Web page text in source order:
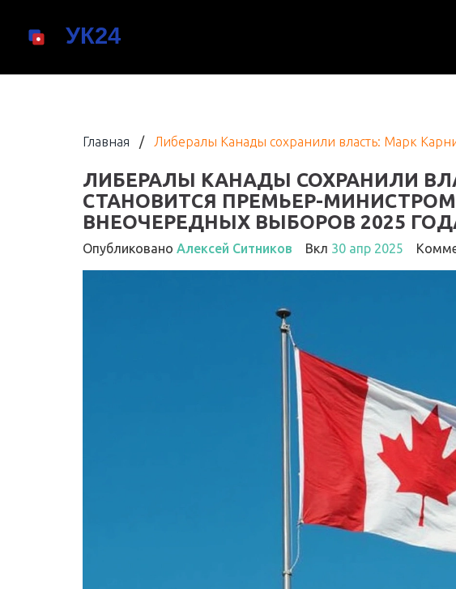
Главная / Либералы Канады сохранили власть: Марк
ЛИБЕРАЛЫ КАНАДЫ СОХРАНИЛИ
СТАНОВИТСЯ ПРЕМЬЕР-
ВНЕОЧЕРЕДНЫХ ВЫБОРОВ 2025
Опубликовано Алексей Ситников Вкл 30 апр 2025